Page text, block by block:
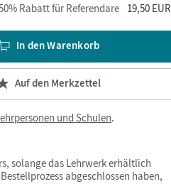
Rabatt für Referendare 19,50 EUR
In den Warenkorb
Auf den Merkzettel
und Schulen.
solange das Lehrwerk erhältlich
abgeschlossen haben,